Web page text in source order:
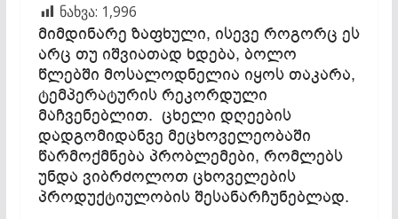
ნახვა: 1,996
მიმდინარე ზაფხული, ისევე როგორც ეს
არც თუ იშვიათად ხდება, ბოლო
წლებში მოსალოდნელია იყოს თაკარა,
ტემპერატურის რეკორდული
მაჩვენებლით. ცხელი დღეების
დადგომიდანვე მეცხოველეობაში
წარმოქმნება პრობლემები, რომ­ლებს
უნდა ვიბრძოლოთ ცხოველების
პროდუქტიულობის შესანარჩუნებლად.